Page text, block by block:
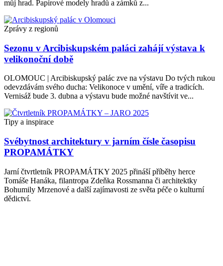
můj hrad. Papírové modely hradů a zámků z...
Zprávy z regionů
Sezonu v Arcibiskupském paláci zahájí výstava k
velikonoční době
OLOMOUC | Arcibiskupský palác zve na výstavu Do tvých rukou
odevzdávám svého ducha: Velikonoce v umění, víře a tradicích.
Vernisáž bude 3. dubna a výstavu bude možné navštívit ve...
Tipy a inspirace
Svébytnost architektury v jarním čísle časopisu
PROPAMÁTKY
Jarní čtvrtletník PROPAMÁTKY 2025 přináší příběhy herce
Tomáše Hanáka, filantropa Zdeňka Rossmanna či architektky
Bohumily Mrzenové a další zajímavosti ze světa péče o kulturní
dědictví.